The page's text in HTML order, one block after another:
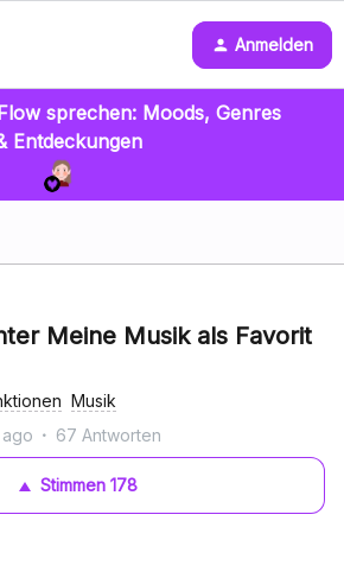
Anmelden
sprechen: Moods, Genres
Entdeckungen
Meine Musik als Favorit
Musik
67 Antworten
Stimmen 178